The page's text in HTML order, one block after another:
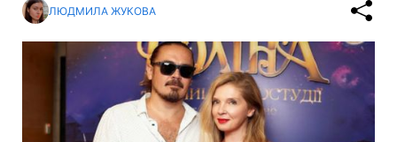
ЛЮДМИЛА ЖУКОВА